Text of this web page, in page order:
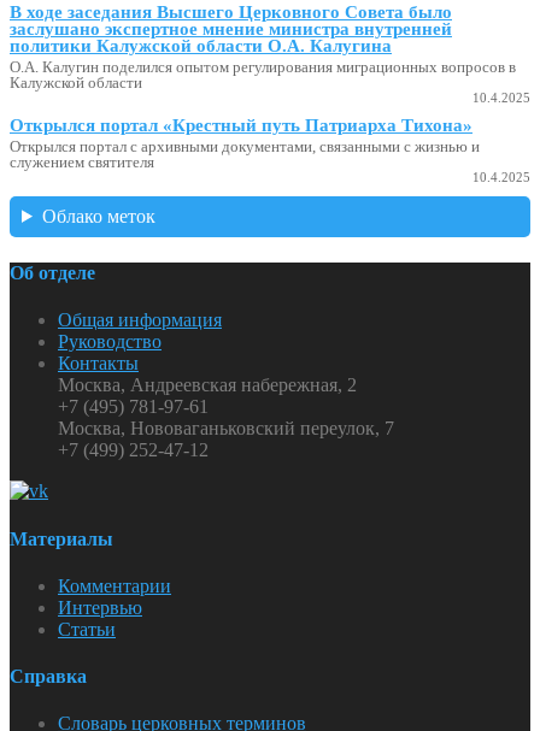
В ходе заседания Высшего Церковного Совета было
заслушано экспертное мнение министра внутренней
политики Калужской области О.А. Калугина
О.А. Калугин поделился опытом регулирования миграционных вопросов в
Калужской области
10.4.2025
Открылся портал «Крестный путь Патриарха Тихона»
Открылся портал с архивными документами, связанными с жизнью и
служением святителя
10.4.2025
Облако меток
Об отделе
Общая информация
Руководство
Контакты
Москва, Андреевская набережная, 2
+7 (495) 781-97-61
Москва, Нововаганьковский переулок, 7
+7 (499) 252-47-12
Материалы
Комментарии
Интервью
Статьи
Справка
Словарь церковных терминов